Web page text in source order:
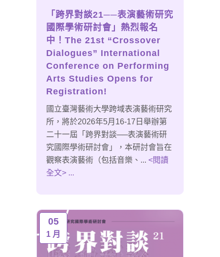
「跨界對談21──表演藝術研究
國際學術研討會」熱烈報名
中！The 21st “Crossover
Dialogues” International
Conference on Performing
Arts Studies Opens for
Registration!
國立臺灣藝術大學跨域表演藝術研究
所，將於2026年5月16-17日舉辦第
二十一屆「跨界對談──表演藝術研
究國際學術研討會」，本研討會旨在
觀察表演藝術（包括音樂、... <閱讀
全文> ...
05
1 月